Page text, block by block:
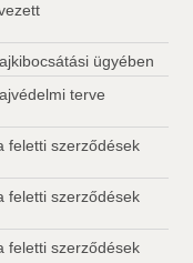
ügyében
terve
feletti szerződések
feletti szerződések
feletti szerződések